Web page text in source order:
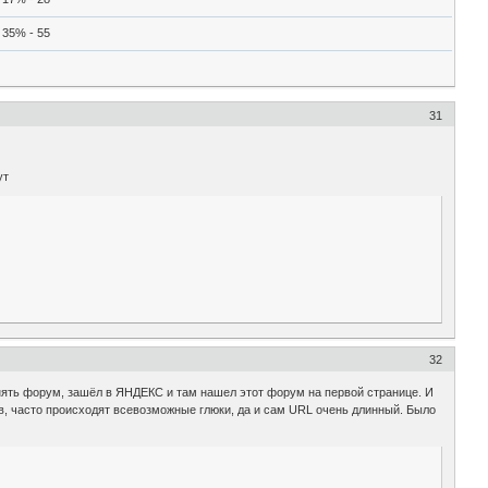
35% - 55
31
32
форум, зашёл в ЯНДЕКС и там нашел этот форум на первой странице. И
часто происходят всевозможные глюки, да и сам URL очень длинный. Было